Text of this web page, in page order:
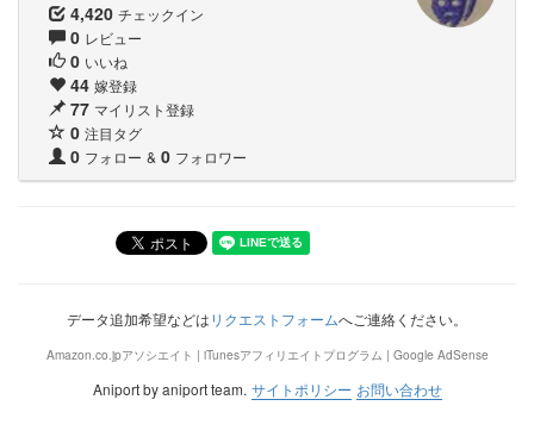
4,420 チェックイン
0 レビュー
0 いいね
44 嫁登録
77 マイリスト登録
0 注目タグ
0 フォロー & 0 フォロワー
データ追加希望などはリクエストフォームへご連絡ください。
Amazon.co.jpアソシエイト | iTunesアフィリエイトプログラム | Google AdSense
Aniport by aniport team. サイトポリシー お問い合わせ